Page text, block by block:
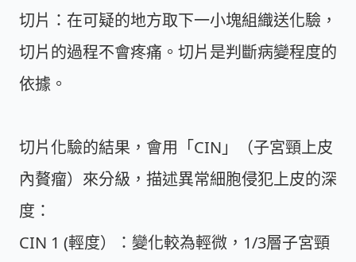
切片： 在可疑的地方取下一小塊組織送化驗，
切片的過程不會疼痛。切片是判斷病變程度的
依據。
切片化驗的結果，會用「CIN」（子宮頸上皮
內贅瘤）來分級，描述異常細胞侵犯上皮的深
度：
CIN 1 (輕度）： 變化較為輕微，1/3層子宮頸